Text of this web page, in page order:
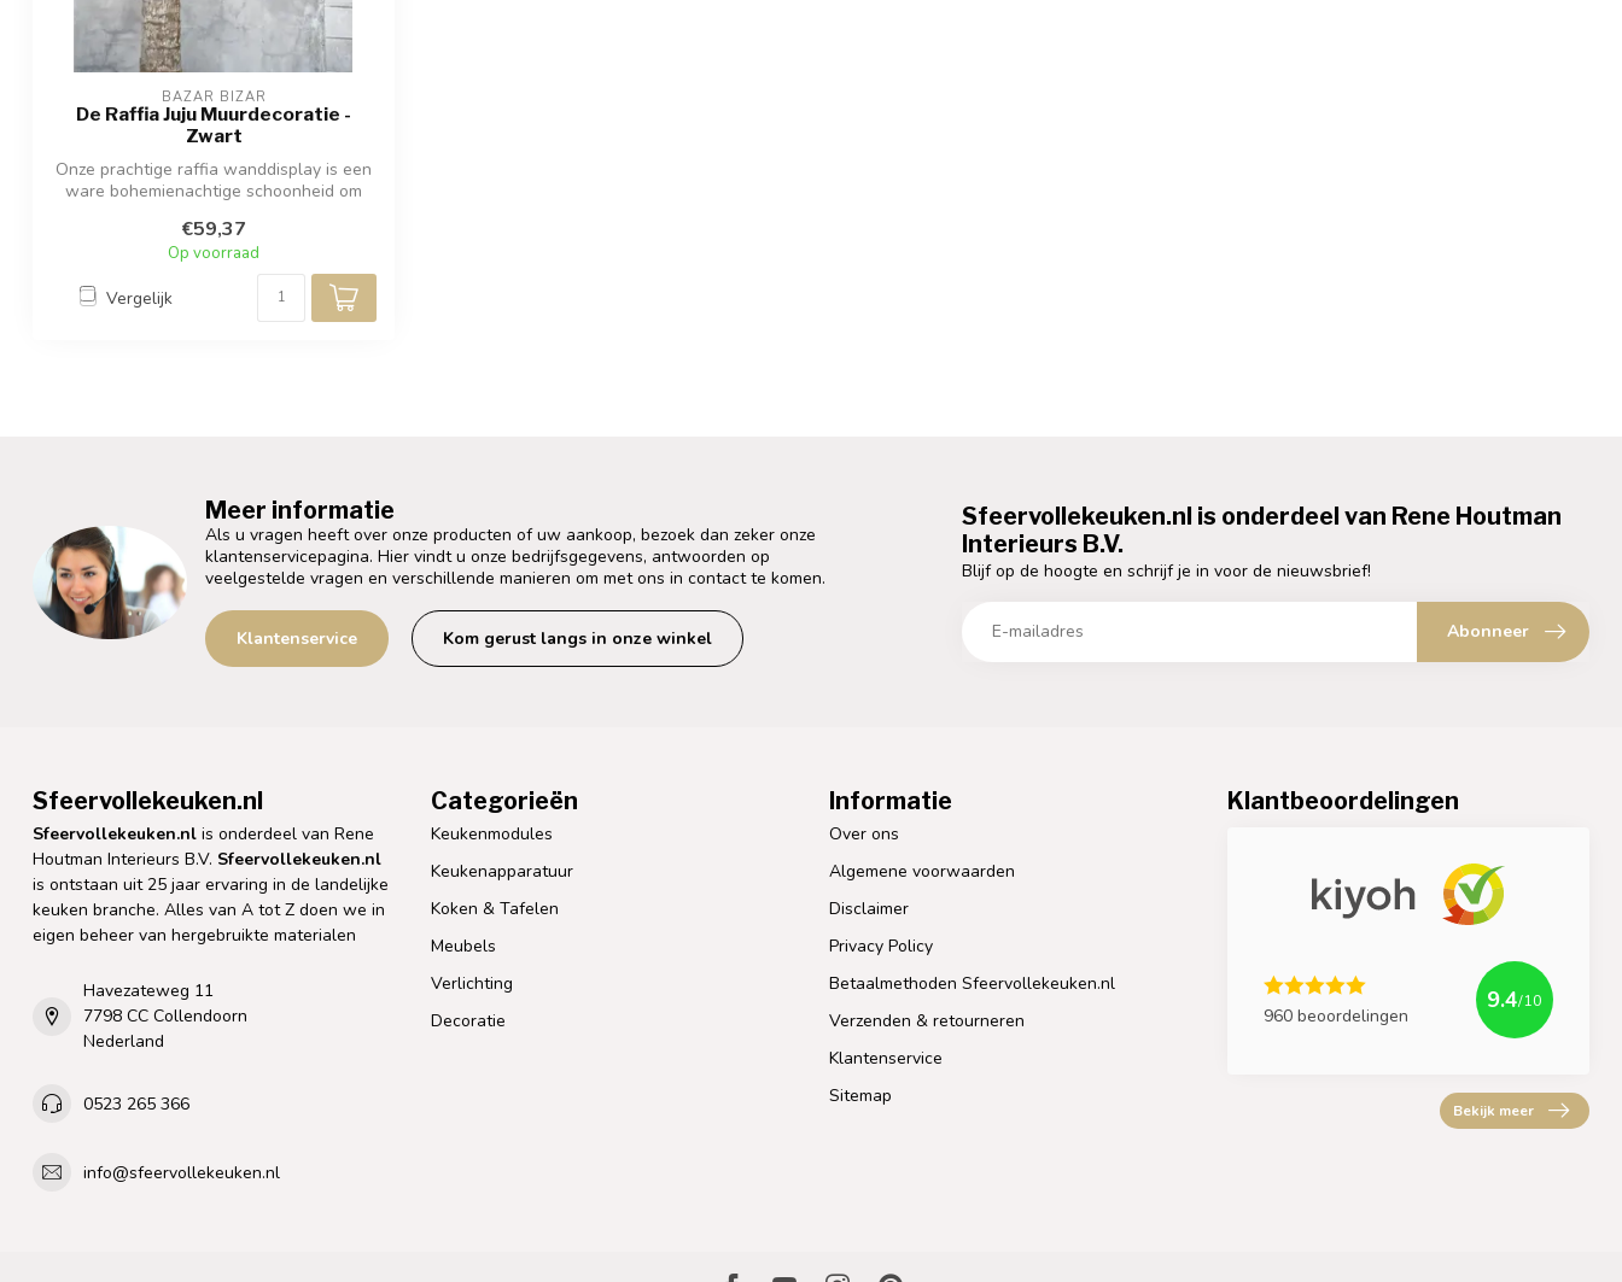
BAZAR BIZAR
De Raffia Juju Muurdecoratie -
Zwart
Onze prachtige raffia wanddisplay is een
ware bohemienachtige schoonheid om
€59,37
Op voorraad
Vergelijk
Meer informatie
Als u vragen heeft over onze producten of uw aankoop, bezoek dan zeker onze
klantenservicepagina. Hier vindt u onze bedrijfsgegevens, antwoorden op
veelgestelde vragen en verschillende manieren om met ons in contact te komen.
Klantenservice Kom gerust langs in onze winkel
Sfeervollekeuken.nl is onderdeel van Rene Houtman
Interieurs B.V.
Blijf op de hoogte en schrijf je in voor de nieuwsbrief!
Abonneer
Sfeervollekeuken.nl
Sfeervollekeuken.nl is onderdeel van Rene
Houtman Interieurs B.V. Sfeervollekeuken.nl
is ontstaan uit 25 jaar ervaring in de landelijke
keuken branche. Alles van A tot Z doen we in
eigen beheer van hergebruikte materialen
Havezateweg 11
7798 CC Collendoorn
Nederland
0523 265 366
info@sfeervollekeuken.nl
Categorieën
Keukenmodules
Keukenapparatuur
Koken & Tafelen
Meubels
Verlichting
Decoratie
Informatie
Over ons
Algemene voorwaarden
Disclaimer
Privacy Policy
Betaalmethoden Sfeervollekeuken.nl
Verzenden & retourneren
Klantenservice
Sitemap
Klantbeoordelingen
960 beoordelingen
9.4/10
Bekijk meer